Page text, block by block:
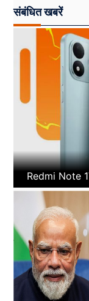
संबंधित खबरें
Redmi Note